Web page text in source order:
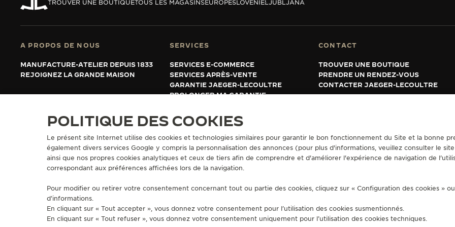
L’ODYSSÉE SIDÉRALE
LE PIONNIER DE LA PRÉCISION
TROUVER UNE BOUTIQUETOUS LES MAGASINSEUROPESLOVÉNIELJUBLJANA
A PROPOS DE NOUS
MANUFACTURE-ATELIER DEPUIS 1833
REJOIGNEZ LA GRANDE MAISON
SERVICES
SERVICES E-COMMERCE
SERVICES APRÈS-VENTE
GARANTIE JAEGER-LECOULTRE
PROLONGER MA GARANTIE
CONTACT
TROUVER UNE BOUTIQUE
PRENDRE UN RENDEZ-VOUS
CONTACTER JAEGER-LECOULTRE
POLITIQUE DE CONFIDENTIALITÉCONDITIONS GÉNÉRALES D'UTILISATIONCONDITIONS GÉNÉRALES DE VENTEGÉRER L'ACCESSIBILITÉ
COPYRIGHT JAEGER-LECOULTRE 2026
VERSION 102.34.2
POLITIQUE DES COOKIES
Le présent site Internet utilise des cookies et technologies similaires pour garantir le bon fonctionnement du Site et la bonne
également divers services Google y compris la personnalisation des annonces (pour plus d'informations, veuillez consulter le site
ainsi que nos propres cookies analytiques et ceux de tiers afin de comprendre et d'améliorer l'expérience de navigation de
correspondant aux préférences affichées lors de la navigation.
Pour modifier ou retirer votre consentement concernant tout ou partie des cookies, cliquez sur « Configuration des cookies »
d’informations.
En cliquant sur « Tout accepter », vous donnez votre consentement pour l’utilisation des cookies susmentionnés.
En cliquant sur « Tout refuser », vous donnez votre consentement uniquement pour l’utilisation des cookies techniques.